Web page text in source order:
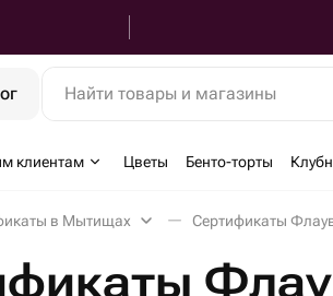
Найти товары и магазины
клиентам Цветы Бенто-торты
в Мытищах Сертификаты